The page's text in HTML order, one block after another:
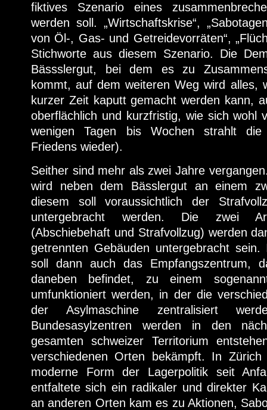
fiktives Szenario eines
werden soll. „Wirtschaftskrise“,
von Öl-, Gas- und Getreidevorräten“,
Stichworte aus diesem Szenario. Die
Bässslergut, bei dem es zu
kommt, auf dem weiteren Weg wird alles,
kurzer Zeit kaputt gemacht werden kann,
oberflächlich und kurzfristig, wie sich wohl
wenigen Tagen bis Wochen strahlt
Friedens wieder).
Seither sind mehr als zwei Jahre
wird neben dem Bässlergut an einem
diesem soll voraussichtlich der
untergebracht werden. Die zwei
(Abschiebehaft und Strafvollzug) werden
getrennten Gebäuden untergebracht
soll dann auch das Empfangszentrum,
daneben befindet, zu einem
umfunktioniert werden, in der die
der Asylmaschine zentralisiert
Bundesasylzentren werden in den
gesamten schweizer Territorium
verschiedenen Orten bekämpft. In
moderne Form der Lagerpolitik seit
entfaltete sich ein radikaler und direkter
an anderen Orten kam es zu Aktionen,